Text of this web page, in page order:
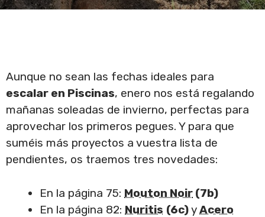
Aunque no sean las fechas ideales para
escalar en Piscinas, enero nos está regalando
mañanas soleadas de invierno, perfectas para
aprovechar los primeros pegues. Y para que
suméis más proyectos a vuestra lista de
pendientes, os traemos tres novedades:
En la página 75: Mouton Noir (7b)
En la página 82: Nuritis (6c)yAcero